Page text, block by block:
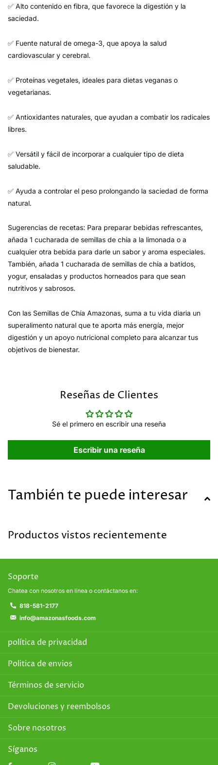
✅ Alto contenido en fibra, que favorece la digestión y la
saciedad.
✅ Fuente natural de omega-3, que apoya la salud
cardiovascular y cerebral.
✅ Proteínas vegetales, ideales para dietas veganas o
vegetarianas.
✅ Antioxidantes naturales, que ayudan a combatir los radicales
libres.
✅ Versátil y fácil de incorporar a cualquier tipo de dieta
saludable.
✅ Ayuda a controlar el peso prolongando la saciedad de forma
natural.
Sugerencias de recetas: Para preparar bebidas refrescantes,
añada 1 cucharada de semillas de chía a la limonada o a
cualquier otra bebida para darle un sabor y aroma especiales.
También, añada 1 cucharada de semillas de chía a batidos,
yogur, ensaladas y productos horneados para que sean
nutritivos y sabrosos.
Con las Semillas de Chía Amazonas, suma a tu vida diaria un
superalimento natural que te aporta más energía, mejor
digestión y un apoyo nutricional completo para alcanzar tus
objetivos de bienestar.
Reseñas de Clientes
Sé el primero en escribir una reseña
Escribir una reseña
También te puede interesar
Productos vistos recientemente
Soporte
Chatea con nosotros en línea o contáctanos en:
818-581-2177
info@amazonasfoods.com
política de privacidad
Politica de envios
Términos de servicio
Devoluciones y reembolsos
Sobre nosotros
Síganos